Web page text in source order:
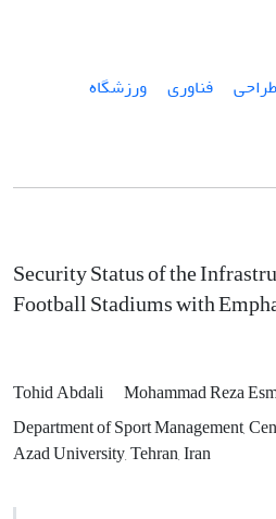
طراحی فناوری
ورزشگاه
Security Status of the
Football Stadiums with
Tohid Abdali Mohammad Reza
Department of Sport Management,
Azad University, Tehran, Iran